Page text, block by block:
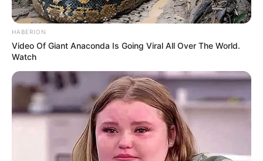
HABERION
Video Of Giant Anaconda Is Going Viral All Over The World.
Watch